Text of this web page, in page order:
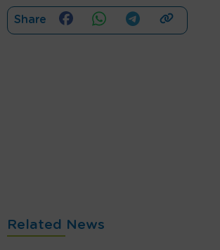
Share
Related News